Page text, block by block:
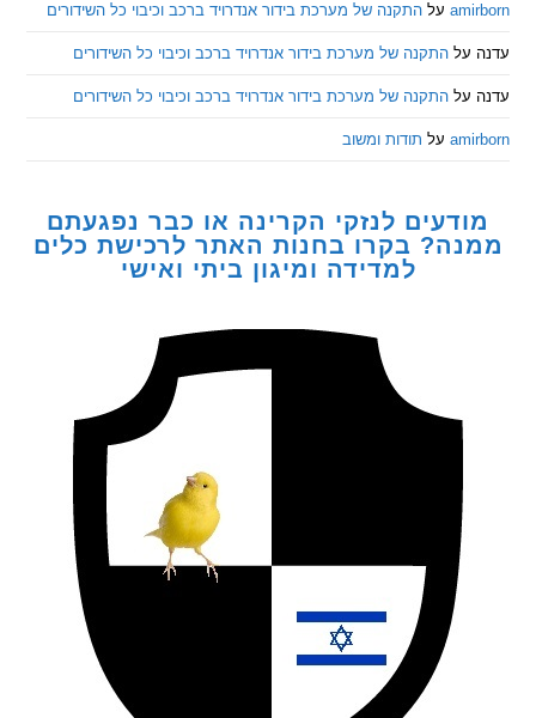
עלהתקנה של מערכת בידור אנדרויד ברכב וכיבוי כל השידורים
התקנה של מערכת בידור אנדרויד ברכב וכיבוי כל השידורים
התקנה של מערכת בידור אנדרויד ברכב וכיבוי כל השידורים
עלתודות ומשוב
לנזקי הקרינה או כבר נפגעתם
בקרו בחנות האתר לרכישת כלים
למדידה ומיגון ביתי ואישי